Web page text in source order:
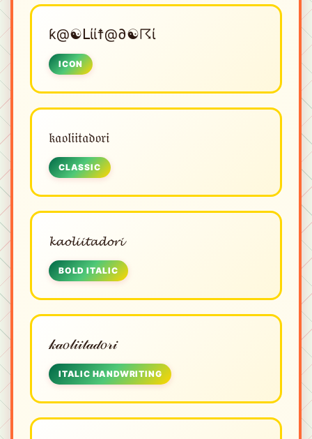
ƙ@☯ᒪίί☨@∂☯☈ί
ICON
𝔨𝔞𝔬𝔩𝔦𝔦𝔱𝔞𝔡𝔬𝔯𝔦
CLASSIC
𝓴𝓪𝓸𝓵𝓲𝓲𝓽𝓪𝓭𝓸𝓻𝓲
BOLD ITALIC
𝓀𝒶𝑜𝓁𝒾𝒾𝓉𝒶𝒹𝑜𝓇𝒾
ITALIC HANDWRITING